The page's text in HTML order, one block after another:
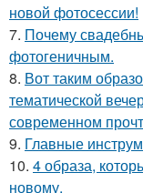
новой фотосессии!
7. Почему
фотогеничным.
8. Вот таким
тематической
современном
9. Главные
10. 4 образа,
новому.